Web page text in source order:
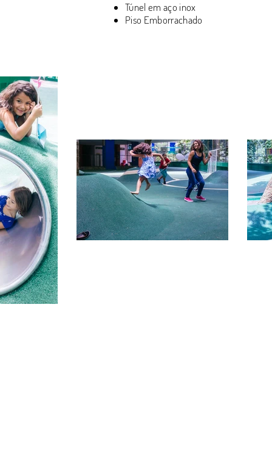
Túnel em aço inox
Piso Emborrachado